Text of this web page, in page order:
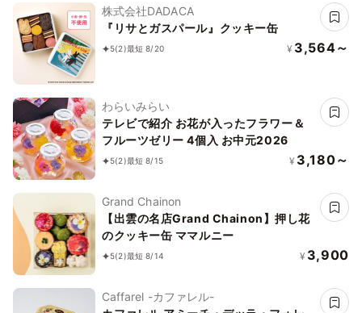
株式会社DADACA
『リサとガスパール』クッキー缶
5(2)最短 8/20 ¥ 3,564～
わらいみらい
テレビで紹介 お花が入ったフラワー＆
フルーツゼリー 4個入 お中元2026
5(2)最短 8/15 ¥ 3,180～
Grand Chainon
【出雲の名店Grand Chainon】押し花
のクッキー缶 ママルニー
5(2)最短 8/14 ¥ 3,900
Caffarel -カファレル-